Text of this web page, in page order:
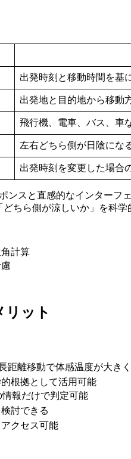
出発時刻と移動時間を基
出発地と目的地から移動
飛行機、電車、バス、車
左右どちら側が日陰にな
出発時刻を変更した場合
ンスと直感的なインター
ちら側が涼しいか」を科学
計算
リット
距離移動で体感温度が大き
根拠として活用可能
報だけで判定可能
討できる
クセス可能